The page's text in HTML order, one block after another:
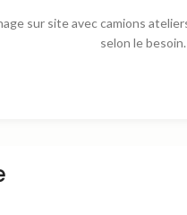
sur site avec camions
selon le besoin.